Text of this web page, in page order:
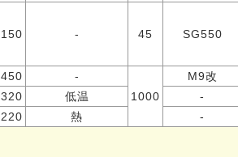
150 - 45 SG550
450
-
1000
M9改
320 低温 -
220 熱 -